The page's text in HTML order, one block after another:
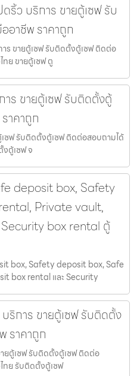
ริ้ว บริการ ขายตู้เซฟ รับ
อาชีพ ราคาถูก
ร ขายตู้เซฟ รับติดตั้งตู้เซฟ ติดต่อ
ย ขายตู้เซฟ ตู
ร ขายตู้เซฟ รับติดตั้งตู้
าคาถูก
ซฟ รับติดตั้งตู้เซฟ ติดต่อสอบถามได้
ตู้เซฟ จ
deposit box, Safety
Private vault,
box rental ตู้
box, Safety deposit box, Safe
box rental และ Security
ริการ ขายตู้เซฟ รับติดตั้ง
ราคาถูก
ยตู้เซฟ รับติดตั้งตู้เซฟ ติดต่อ
ทย รับติดตั้งตู้เซฟ